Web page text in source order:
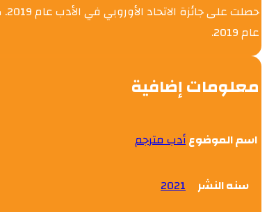
عام 2019.
معلومات إضافية
اسم الموضوعأدب مترجم
سنه النشر 2021